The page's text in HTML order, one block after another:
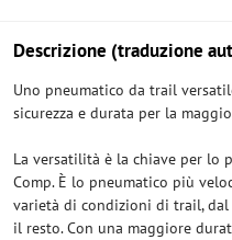
Descrizione (traduzione
Uno pneumatico da trail
sicurezza e durata per la
La versatilità è la chiave per lo
Comp. È lo pneumatico più
varietà di condizioni di trail,
il resto. Con una maggiore